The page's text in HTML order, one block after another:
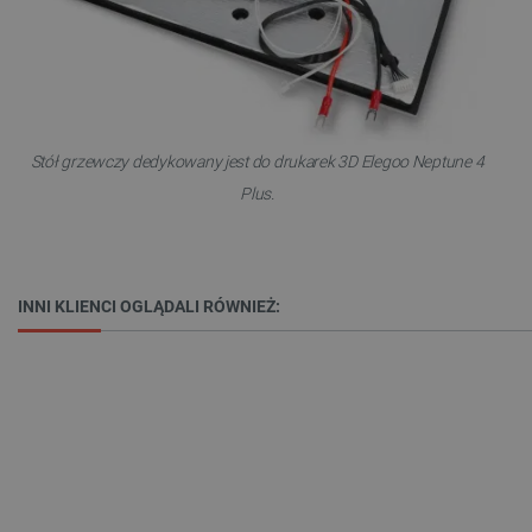
Stół grzewczy dedykowany jest do drukarek 3D Elegoo Neptune 4
Plus.
INNI KLIENCI OGLĄDALI RÓWNIEŻ:
Nazwa
Provider /
Domena
PrestaShop-[abcdef0123456789]{32} .botland.com.pl